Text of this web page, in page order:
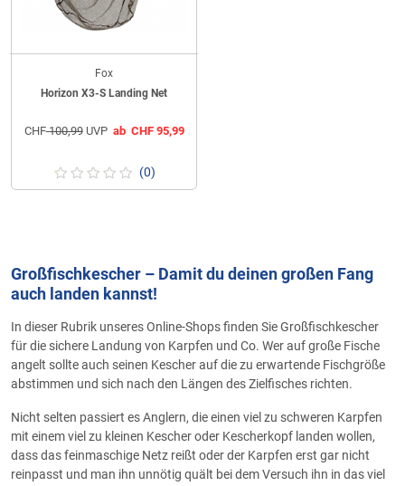
Fox
Horizon X3-S Landing Net
CHF100,99UVP ab CHF95,99
(0)
Großfischkescher – Damit du deinen großen Fang
auch landen kannst!
In dieser Rubrik unseres Online-Shops finden Sie Großfischkescher
für die sichere Landung von Karpfen und Co. Wer auf große Fische
angelt sollte auch seinen Kescher auf die zu erwartende Fischgröße
abstimmen und sich nach den Längen des Zielfisches richten.
Nicht selten passiert es Anglern, die einen viel zu schweren Karpfen
mit einem viel zu kleinen Kescher oder Kescherkopf landen wollen,
dass das feinmaschige Netz reißt oder der Karpfen erst gar nicht
reinpasst und man ihn unnötig quält bei dem Versuch ihn in das viel